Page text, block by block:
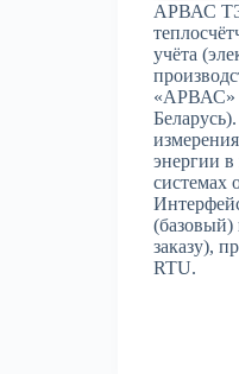
АРВАС
учёта
«АРВАС»
энергии
системах
(базовый)
заказу),
RTU.